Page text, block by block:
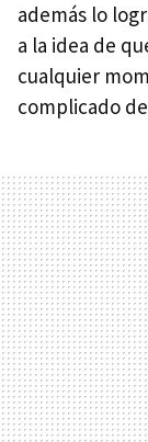
además lo
a la idea de
cualquier
complicado